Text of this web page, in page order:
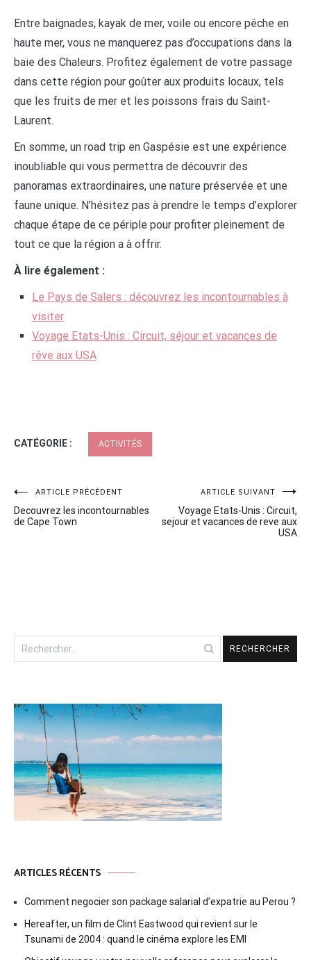
Entre baignades, kayak de mer, voile ou encore pêche en
haute mer, vous ne manquerez pas d’occupations dans la
baie des Chaleurs. Profitez également de votre passage
dans cette région pour goûter aux produits locaux, tels
que les fruits de mer et les poissons frais du Saint-
Laurent.
En somme, un road trip en Gaspésie est une expérience
inoubliable qui vous permettra de découvrir des
panoramas extraordinaires, une nature préservée et une
faune unique. N’hésitez pas à prendre le temps d’explorer
chaque étape de ce périple pour profiter pleinement de
tout ce que la région a à offrir.
À lire également :
Le Pays de Salers : découvrez les incontournables à
visiter
Voyage Etats-Unis : Circuit, séjour et vacances de
rêve aux USA
CATÉGORIE : ACTIVITÉS
Navigation
de
ARTICLE PRÉCÉDENT
Decouvrez les incontournables
de Cape Town
ARTICLE SUIVANT
Voyage Etats-Unis : Circuit,
sejour et vacances de reve aux
USA
ARTICLES RÉCENTS
Comment negocier son package salarial d’expatrie au Perou ?
Hereafter, un film de Clint Eastwood qui revient sur le
Tsunami de 2004 : quand le cinéma explore les EMI